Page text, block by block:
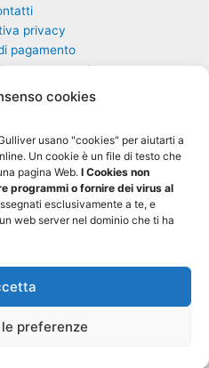
cookies
usano "cookies" per aiutarti a
Un cookie è un file di testo che
pagina Web. I Cookies non
programmi o fornire dei virus al
esclusivamente a te, e
web server nel dominio che ti ha
preferenze
privacy
pagamento
non pervenuta
di GulliverEdu
Gulliver News
Progetto Tre-sei
Gulliver S.r.l. - Tutti i diritti sono
01729550697